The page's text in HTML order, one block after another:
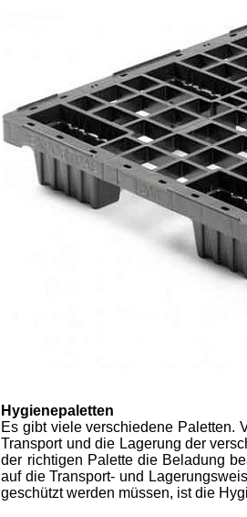
Hygienepaletten
Es gibt viele verschiedene Paletten.
Transport und die Lagerung der
der richtigen Palette die Beladung
auf die Transport- und
geschützt werden müssen, ist die